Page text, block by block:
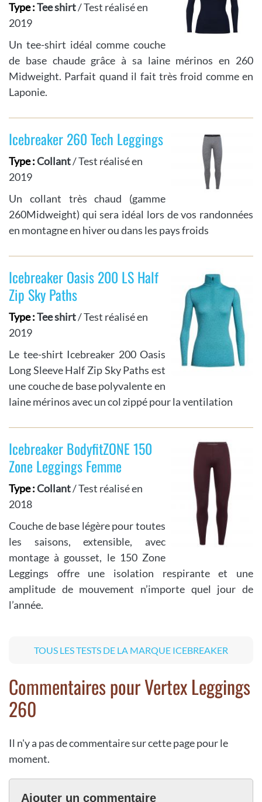
Type :Tee shirt/ Test réalisé en
2019
Un tee-shirt idéal comme couche
de base chaude grâce à sa laine mérinos en 260
Midweight. Parfait quand il fait très froid comme en
Laponie.
Icebreaker 260 Tech Leggings
Type :Collant/ Test réalisé en
2019
Un collant très chaud (gamme
260Midweight) qui sera idéal lors de vos randonnées
en montagne en hiver ou dans les pays froids
Icebreaker Oasis 200 LS Half
Zip Sky Paths
Type :Tee shirt/ Test réalisé en
2019
Le tee-shirt Icebreaker 200 Oasis
Long Sleeve Half Zip Sky Paths est
une couche de base polyvalente en
laine mérinos avec un col zippé pour la ventilation
Icebreaker BodyfitZONE 150
Zone Leggings Femme
Type :Collant/ Test réalisé en
2018
Couche de base légère pour toutes
les saisons, extensible, avec
montage à gousset, le 150 Zone
Leggings offre une isolation respirante et une
amplitude de mouvement n’importe quel jour de
l’année.
TOUS LES TESTS DE LA MARQUE ICEBREAKER
Commentaires pour Vertex Leggings
260
Il n'y a pas de commentaire sur cette page pour le
moment.
Ajouter un commentaire